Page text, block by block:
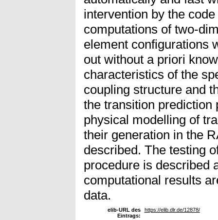
intervention by the
computations of two-
element configurations
out without a priori
characteristics of the
coupling structure and
the transition prediction
physical modelling of
their generation in the
described. The testing
procedure is described
computational results
data.
elib-URL des
Eintrags:
https://elib.dlr.de/12878/